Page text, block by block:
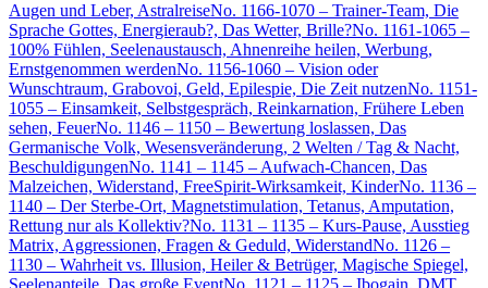
Augen und Leber, AstralreiseNo. 1166-1070 – Trainer-Team, Die
Sprache Gottes, Energieraub?, Das Wetter, Brille?No. 1161-1065 –
100% Fühlen, Seelenaustausch, Ahnenreihe heilen, Werbung,
Ernstgenommen werdenNo. 1156-1060 – Vision oder
Wunschtraum, Grabovoi, Geld, Epilespie, Die Zeit nutzenNo. 1151-
1055 – Einsamkeit, Selbstgespräch, Reinkarnation, Frühere Leben
sehen, FeuerNo. 1146 – 1150 – Bewertung loslassen, Das
Germanische Volk, Wesensveränderung, 2 Welten / Tag & Nacht,
BeschuldigungenNo. 1141 – 1145 – Aufwach-Chancen, Das
Malzeichen, Widerstand, FreeSpirit-Wirksamkeit, KinderNo. 1136 –
1140 – Der Sterbe-Ort, Magnetstimulation, Tetanus, Amputation,
Rettung nur als Kollektiv?No. 1131 – 1135 – Kurs-Pause, Ausstieg
Matrix, Aggressionen, Fragen & Geduld, WiderstandNo. 1126 –
1130 – Wahrheit vs. Illusion, Heiler & Betrüger, Magische Spiegel,
Seelenanteile, Das große EventNo. 1121 – 1125 – Ibogain, DMT